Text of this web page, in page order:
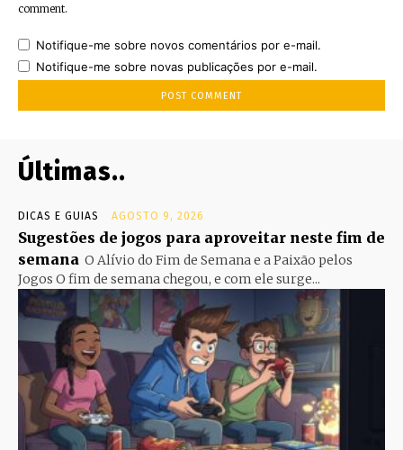
comment.
Notifique-me sobre novos comentários por e-mail.
Notifique-me sobre novas publicações por e-mail.
Últimas..
DICAS E GUIAS AGOSTO 9, 2026
Sugestões de jogos para aproveitar neste fim de
semana O Alívio do Fim de Semana e a Paixão pelos
Jogos O fim de semana chegou, e com ele surge...